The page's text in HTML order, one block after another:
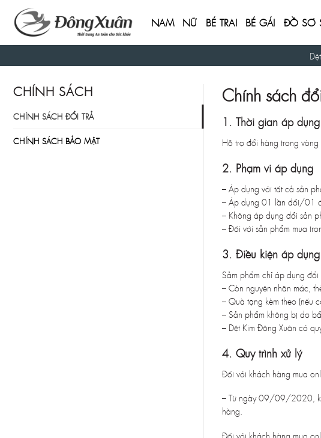
content
NAM NỮ BÉ TRAI BÉ GÁI ĐỒ SƠ
CHÍNH SÁCH
CHÍNH SÁCH ĐỔI TRẢ
CHÍNH SÁCH BẢO MẬT
Chính sách
1. Thời gian áp dụng
Hỗ trợ đổi hàng trong
2. Phạm vi áp dụng
– Áp dụng với tất cả sản
– Áp dụng 01 lần đổi/01
– Không áp dụng đổi sản
– Đối với sản phẩm mua
3. Điều kiện áp dụng
Sảm phẩm chỉ áp dụng đổi
– Còn nguyên nhãn mác,
– Quà tặng kèm theo (nếu
– Sản phẩm không bị dơ
– Dệt Kim Đông Xuân có
4. Quy trình xử lý
Đối với khách hàng mua
– Từ ngày 09/09/2020,
hàng.
Đối với khách hàng mua